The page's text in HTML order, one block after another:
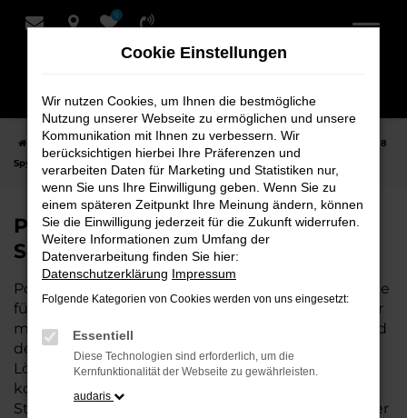
Zum
0
Startseite Oldenburg Porsche Porsche 718 Spyder
Porsche 718
Spyder Neuwagen bei Schmidt + Koch für Oldenburg
Porsche 718 Spyder Neuwagen bei
Schmidt + Koch für Oldenburg
Porsche 718 Spyder ist die perfekte Wahl für alle, die
für Oldenburg einen Neuwagen suchen. Mit seiner
modernen Technik, seinem effizienten Antrieb und
dem stilvollen Design ist der 718 Spyder die ideale
Lösung für jeden, der ein zuverlässiges und
komfortables Fahrzeug möchte. Egal, ob für den
Stadtverkehr oder längere Fahrten – der 718 Spyder
Cookie Einstellungen
Wir nutzen Cookies, um Ihnen die bestmögliche
Nutzung unserer Webseite zu ermöglichen und unsere
Kommunikation mit Ihnen zu verbessern. Wir
berücksichtigen hierbei Ihre Präferenzen und
verarbeiten Daten für Marketing und Statistiken nur,
wenn Sie uns Ihre Einwilligung geben. Wenn Sie zu
einem späteren Zeitpunkt Ihre Meinung ändern, können
Sie die Einwilligung jederzeit für die Zukunft widerrufen.
Weitere Informationen zum Umfang der
Datenverarbeitung finden Sie hier:
Datenschutzerklärung Impressum
Folgende Kategorien von Cookies werden von uns eingesetzt:
Essentiell
Diese Technologien sind erforderlich, um die
Kernfunktionalität der Webseite zu gewährleisten.
audaris